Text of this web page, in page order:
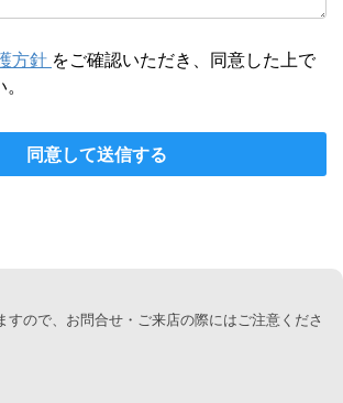
方針 をご確認いただき、同意した上で
同意して送信する
すので、お問合せ・ご来店の際にはご注意くださ